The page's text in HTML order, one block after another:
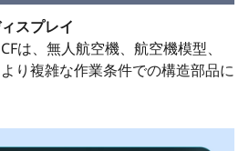
スプレイ
は、無人航空機、航空機模型、
り複雑な作業条件での構造部品に